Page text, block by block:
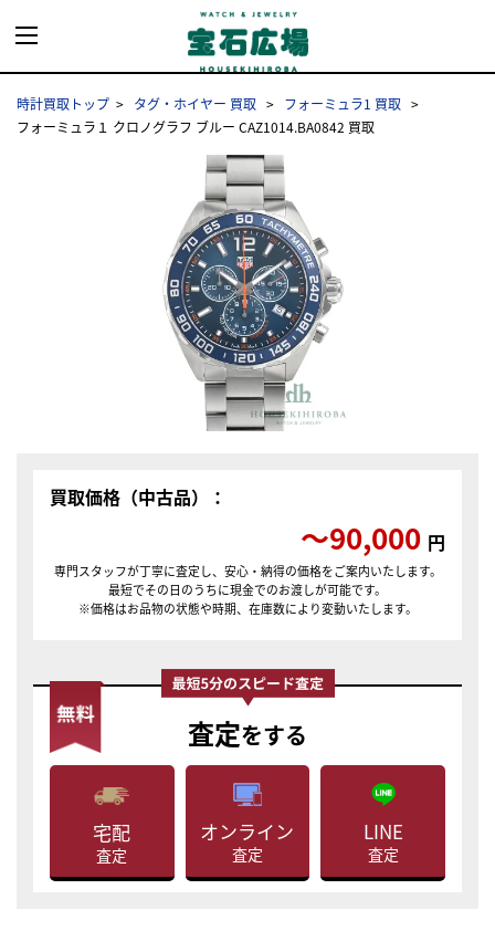
時計買取トップ タグ・ホイヤー 買取
フォーミュラ1 買取
フォーミュラ１ クロノグラフ ブルー CAZ1014.BA0842 買取
買取価格（中古品）：
〜90,000 円
専門スタッフが丁寧に査定し、安心・納得の価格をご案内いたします。
最短でその日のうちに現金でのお渡しが可能です。
※価格はお品物の状態や時期、在庫数により変動いたします。
査定をする
宅配
査定
オンライン
査定
LINE
査定